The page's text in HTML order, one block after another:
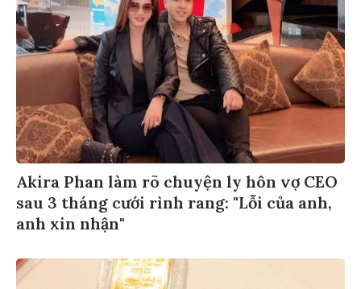
Akira Phan làm rõ chuyện ly hôn vợ CEO
sau 3 tháng cưới rình rang: "Lỗi của anh,
anh xin nhận"